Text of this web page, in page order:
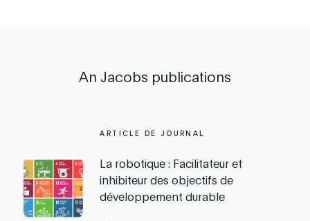
An Jacobs publications
ARTICLE DE JOURNAL
La robotique : Facilitateur et
inhibiteur des objectifs de
développement durable